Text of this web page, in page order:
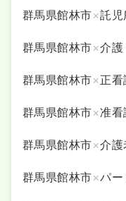
群馬県館林市×託児
群馬県館林市×介護
群馬県館林市×正看
群馬県館林市×准看
群馬県館林市×介護
群馬県館林市×パ